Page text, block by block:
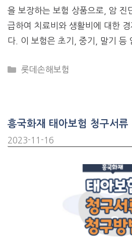
을 보장하는 보험 상품으로, 암 진
급하여 치료비와 생활비에 대한 경
다. 이 보험은 초기, 중기, 말기 등
CATEGORIES
롯데손해보험
흥국화재 태아보험 청구서류
2023-11-16